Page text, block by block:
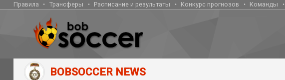
Правила Трансферы Расписание и результаты Конкурс прогнозов Команды
BOBSOCCER NEWS